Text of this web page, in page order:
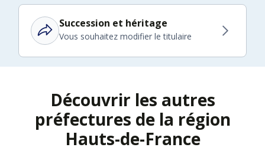
Succession et héritage
Vous souhaitez modifier le titulaire
Découvrir les autres
préfectures de la région
Hauts-de-France